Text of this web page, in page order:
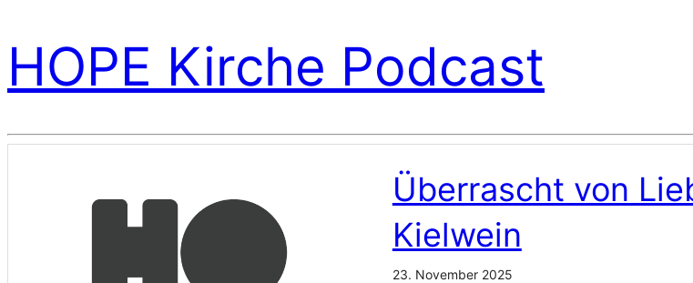
HOPE Kirche Podcast
Überrascht von
Kielwein
23. November 2025